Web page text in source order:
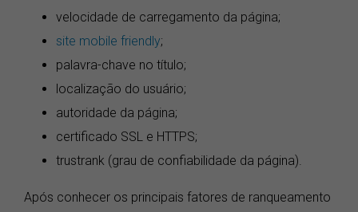
velocidade de carregamento da página;
site mobile friendly;
palavra-chave no título;
localização do usuário;
autoridade da página;
certificado SSL e HTTPS;
trustrank (grau de confiabilidade da página).
Após conhecer os principais fatores de ranqueamento